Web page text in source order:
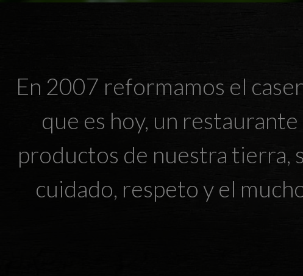
En 2007 reformamos el
que es hoy, un
productos de nuestra tierra,
cuidado, respeto y el